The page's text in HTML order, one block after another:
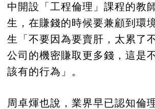
中開設「工程倫理」課程的教
生，在賺錢的時候要兼顧到環
生「不要因為要賣肝，太累了
公司的機密賺取更多錢，這是
該有的行為」。
周卓煇也說，業界早已認知倫